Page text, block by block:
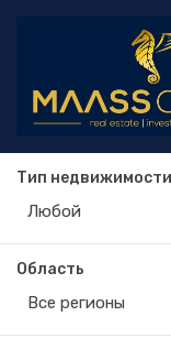
Тип недвижимости
Любой
Область
Все регионы